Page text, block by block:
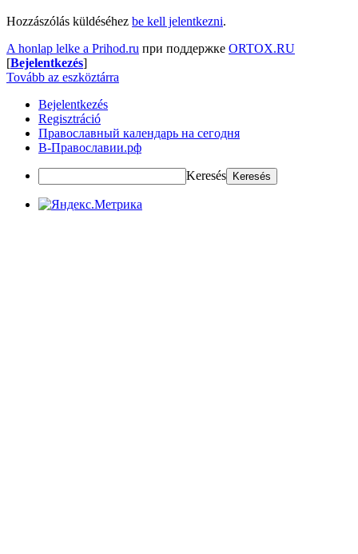
Hozzászólás küldéséhez be kell jelentkezni.
A honlap lelke a Prihod.ru при поддержке ORTOX.RU
[Bejelentkezés]
Tovább az eszköztárra
Bejelentkezés
Regisztráció
Православный календарь на сегодня
В-Православии.рф
Keresés